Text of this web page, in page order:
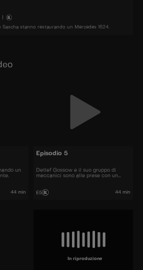
stanno restaurando un Mercedes 1624.
un
44 min
Episodio 5
Detlef Gossow e il suo gruppo di
meccanici sono alle prese con un
E5 44 min
In riproduzione